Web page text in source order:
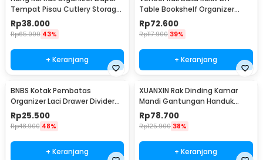
Tempat Pisau Cutlery Storage
Box - PP23
Rp38.000
Rp65.900 43%
+ Keranjang
Table Bookshelf Organizer
Kayu 50x17x34.5cm - ZW404
Rp72.600
Rp117.900 39%
+ Keranjang
BNBS Kotak Pembatas
Organizer Laci Drawer Divider
Box Plastik 8 PCS - HJ1992
Rp25.500
Rp48.900 48%
+ Keranjang
XUANXIN Rak Dinding Kamar
Mandi Gantungan Handuk
Double Layer - B04-1
Rp78.700
Rp125.900 38%
+ Keranjang